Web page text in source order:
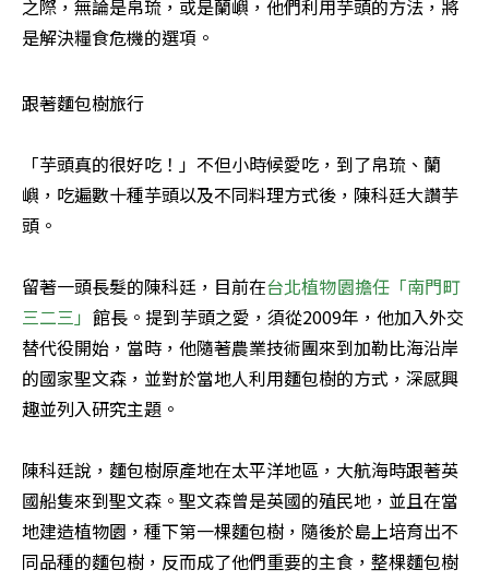
之際，無論是帛琉，或是蘭嶼，他們利用芋頭的方法，將
是解決糧食危機的選項。
跟著麵包樹旅行
「芋頭真的很好吃！」不但小時候愛吃，到了帛琉、蘭
嶼，吃遍數十種芋頭以及不同料理方式後，陳科廷大讚芋
頭。
留著一頭長髮的陳科廷，目前在台北植物園擔任「南門町
三二三」 館長。提到芋頭之愛，須從2009年，他加入外交
替代役開始，當時，他隨著農業技術團來到加勒比海沿岸
的國家聖文森，並對於當地人利用麵包樹的方式，深感興
趣並列入研究主題。
陳科廷說，麵包樹原產地在太平洋地區，大航海時跟著英
國船隻來到聖文森。聖文森曾是英國的殖民地，並且在當
地建造植物園，種下第一棵麵包樹，隨後於島上培育出不
同品種的麵包樹，反而成了他們重要的主食，整棵麵包樹